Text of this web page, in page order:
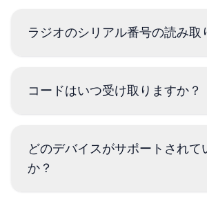
ラジオのシリアル番号の読み取
して、筐体のラベルからコードを読み
す。通常、シリアル番号はバーコードの
BP723346696293
コードはいつ受け取りますか？
で、時刻に関係なく受け取ること
どのデバイスがサポートされて
か？